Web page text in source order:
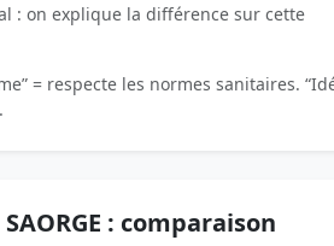
: on explique la différence sur cette
= respecte les normes sanitaires.
: comparaison